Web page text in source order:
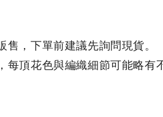
售，下單前建議先詢問現貨。
每頂花色與編織細節可能略有